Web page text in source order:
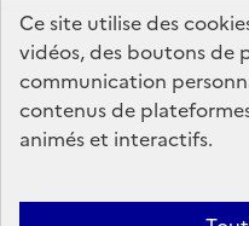
Ce site utilise des
vidéos, des boutons de
communication
contenus de
animés et interactifs.
legifrance.gouv.fr
service-public.gouv.fr
Politique d’utilisation des